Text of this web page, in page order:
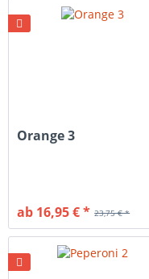
Orange 3
23,75 € *
ab 16,95 € *